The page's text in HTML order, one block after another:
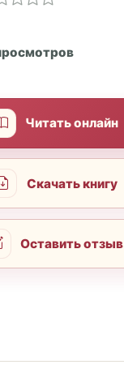
Читать онлайн
Скачать книгу
Оставить отзыв